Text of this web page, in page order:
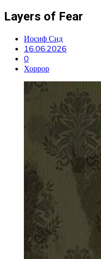
Layers of Fear
Иосиф Сид
16.06.2026
0
Хоррор